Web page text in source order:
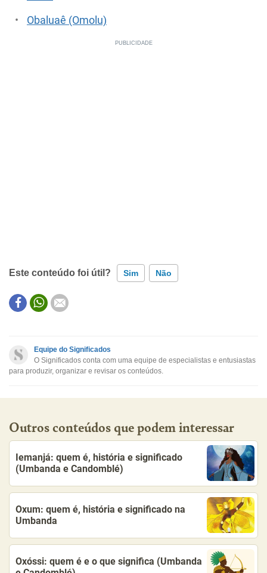
Obaluaê (Omolu)
Este conteúdo foi útil? Sim Não
Este conteúdo não tem a informação que procuro
Outro
Equipe do Significados
O Significados conta com uma equipe de especialistas e entusiastas
para produzir, organizar e revisar os conteúdos.
Outros conteúdos que podem interessar
Iemanjá: quem é, história e significado
(Umbanda e Candomblé)
Oxum: quem é, história e significado na
Umbanda
Oxóssi: quem é e o que significa (Umbanda